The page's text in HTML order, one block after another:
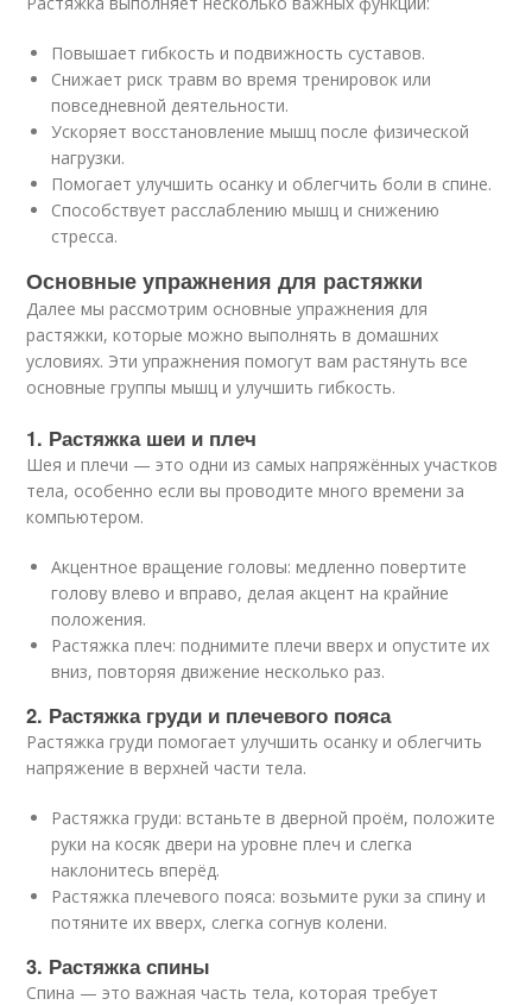
Повышает гибкость и подвижность суставов.
Снижает риск травм во время тренировок или
повседневной деятельности.
Ускоряет восстановление мышц после физической
нагрузки.
Помогает улучшить осанку и облегчить боли в спине.
Способствует расслаблению мышц и снижению
стресса.
Основные упражнения для растяжки
Далее мы рассмотрим основные упражнения для
растяжки, которые можно выполнять в домашних
условиях. Эти упражнения помогут вам растянуть все
основные группы мышц и улучшить гибкость.
1. Растяжка шеи и плеч
Шея и плечи — это одни из самых напряжённых участков
тела, особенно если вы проводите много времени за
компьютером.
Акцентное вращение головы: медленно повертите
голову влево и вправо, делая акцент на крайние
положения.
Растяжка плеч: поднимите плечи вверх и опустите их
вниз, повторяя движение несколько раз.
2. Растяжка груди и плечевого пояса
Растяжка груди помогает улучшить осанку и облегчить
напряжение в верхней части тела.
Растяжка груди: встаньте в дверной проём, положите
руки на косяк двери на уровне плеч и слегка
наклонитесь вперёд.
Растяжка плечевого пояса: возьмите руки за спину и
потяните их вверх, слегка согнув колени.
3. Растяжка спины
Спина — это важная часть тела, которая требует